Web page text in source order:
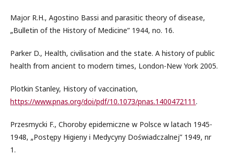
Major R.H., Agostino Bassi and parasitic theory of disease,
„Bulletin of the History of Medicine” 1944, no. 16.
Parker D., Health, civilisation and the state. A history of public
health from ancient to modern times, London-New York 2005.
Plotkin Stanley, History of vaccination,
https://www.pnas.org/doi/pdf/10.1073/pnas.1400472111.
Przesmycki F., Choroby epidemiczne w Polsce w latach 1945-
1948, „Postępy Higieny i Medycyny Doświadczalnej” 1949, nr
1.